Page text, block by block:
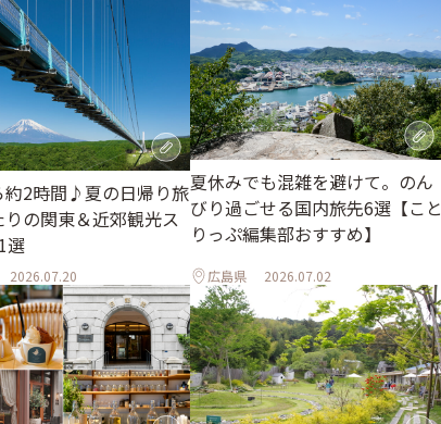
約2時間♪夏の日帰り旅
りの関東＆近郊観光ス
選
2026.07.20
夏休みでも混雑を避けて。のん
びり過ごせる国内旅先6選【こと
りっぷ編集部おすすめ】
広島県 2026.07.02